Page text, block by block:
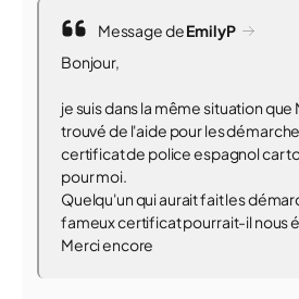
Message deEmilyP
Bonjour,
je suis dans la même situation
trouvé de l'aide pour les
certificat de police espagnol car
pour moi.
Quelqu'un qui aurait fait les
fameux certificat pourrait-il nous
Merci encore